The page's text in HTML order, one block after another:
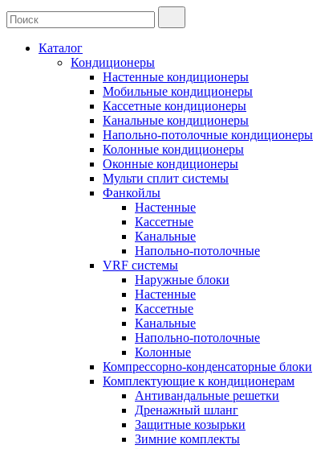
Каталог
Кондиционеры
Настенные кондиционеры
Мобильные кондиционеры
Кассетные кондиционеры
Канальные кондиционеры
Напольно-потолочные кондиционеры
Колонные кондиционеры
Оконные кондиционеры
Мульти сплит системы
Фанкойлы
Настенные
Кассетные
Канальные
Напольно-потолочные
VRF системы
Наружные блоки
Настенные
Кассетные
Канальные
Напольно-потолочные
Колонные
Компрессорно-конденсаторные блоки
Комплектующие к кондиционерам
Антивандальные решетки
Дренажный шланг
Защитные козырьки
Зимние комплекты